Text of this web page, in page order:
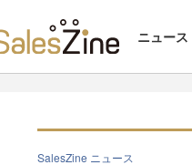
ニュース
SalesZine ニュース